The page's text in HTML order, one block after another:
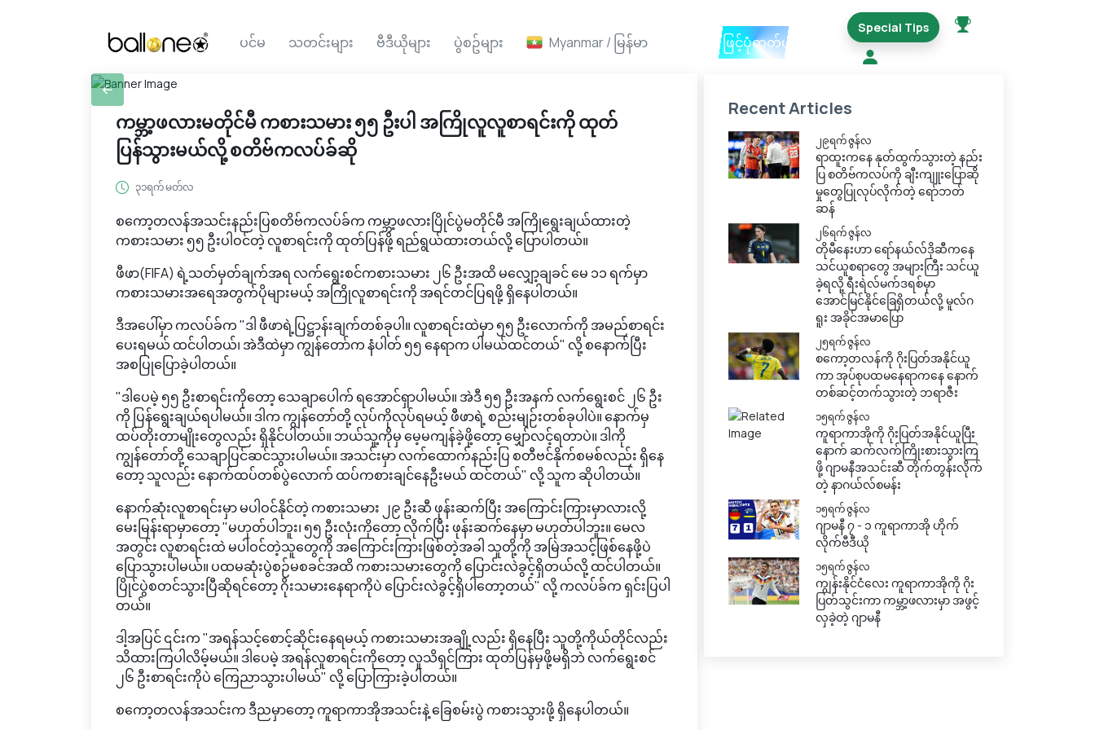
ပင်မ သတင်းများ ဗီဒီယိုများ ပွဲစဥ်များ Myanmar / မြန်မာ Ai ဖြင့်ပုံထုတ်ယူမည်
Special Tips
ကမ္ဘာ့ဖလားမတိုင်မီ ကစားသမား ၅၅ ဦးပါ အကြိုလူလူစာရင်းကို ထုတ်
ပြန်သွားမယ်လို့ စတိဗ်ကလပ်ခ်ဆို
၃၁ရက် မတ်လ
စကော့တလန်အသင်းနည်းပြစတိဗ်ကလပ်ခ်က ကမ္ဘာ့ဖလားပြိုင်ပွဲမတိုင်မီ အကြိုရွေးချယ်ထားတဲ့
ကစားသမား ၅၅ ဦးပါဝင်တဲ့ လူစာရင်းကို ထုတ်ပြန်ဖို့ ရည်ရွယ်ထားတယ်လို့ ပြောပါတယ်။
ဖီဖာ(FIFA) ရဲ့သတ်မှတ်ချက်အရ လက်ရွေးစင်ကစားသမား ၂၆ ဦးအထိ မလျှော့ချခင် မေ ၁၁ ရက်မှာ
ကစားသမားအရေအတွက်ပိုများမယ့် အကြိုလူစာရင်းကို အရင်တင်ပြရဖို့ ရှိနေပါတယ်။
ဒီအပေါ်မှာ ကလပ်ခ်က "ဒါ ဖီဖာရဲ့ပြဋ္ဌာန်းချက်တစ်ခုပါ။ လူစာရင်းထဲမှာ ၅၅ ဦးလောက်ကို အမည်စာရင်း
ပေးရမယ် ထင်ပါတယ်၊ အဲဒီထဲမှာ ကျွန်တော်က နံပါတ် ၅၅ နေရာက ပါမယ်ထင်တယ်" လို့ စနောက်ပြီး
အစပြုပြောခဲ့ပါတယ်။
"ဒါပေမဲ့ ၅၅ ဦးစာရင်းကိုတော့ သေချာပေါက် ရအောင်ရှာပါမယ်။ အဲဒီ ၅၅ ဦးအနက် လက်ရွေးစင် ၂၆ ဦး
ကို ပြန်ရွေးချယ်ရပါမယ်။ ဒါက ကျွန်တော်တို့ လုပ်ကိုလုပ်ရမယ့် ဖီဖာရဲ့ စည်းမျဉ်းတစ်ခုပါပဲ။ နောက်မှ
ထပ်တိုးတာမျိုးတွေလည်း ရှိနိုင်ပါတယ်။ ဘယ်သူ့ကိုမှ မေ့မကျန်ခဲ့ဖို့တော့ မျှော်လင့်ရတာပဲ။ ဒါကို
ကျွန်တော်တို့ သေချာပြင်ဆင်သွားပါမယ်။ အသင်းမှာ လက်ထောက်နည်းပြ စတီဗင်နိုက်စမစ်လည်း ရှိနေ
တော့ သူလည်း နောက်ထပ်တစ်ပွဲလောက် ထပ်ကစားချင်နေဦးမယ် ထင်တယ်" လို့ သူက ဆိုပါတယ်။
နောက်ဆုံးလူစာရင်းမှာ မပါဝင်နိုင်တဲ့ ကစားသမား ၂၉ ဦးဆီ ဖုန်းဆက်ပြီး အကြောင်းကြားမှာလားလို့
မေးမြန်းရာမှာတော့ "မဟုတ်ပါဘူး၊ ၅၅ ဦးလုံးကိုတော့ လိုက်ပြီး ဖုန်းဆက်နေမှာ မဟုတ်ပါဘူး။ မေလ
အတွင်း လူစာရင်းထဲ မပါဝင်တဲ့သူတွေကို အကြောင်းကြားဖြစ်တဲ့အခါ သူတို့ကို အမြဲအသင့်ဖြစ်နေဖို့ပဲ
ပြောသွားပါမယ်။ ပထမဆုံးပွဲစဉ်မစခင်အထိ ကစားသမားတွေကို ပြောင်းလဲခွင့်ရှိတယ်လို့ ထင်ပါတယ်။
ပြိုင်ပွဲစတင်သွားပြီဆိုရင်တော့ ဂိုးသမားနေရာကိုပဲ ပြောင်းလဲခွင့်ရှိပါတော့တယ်" လို့ ကလပ်ခ်က ရှင်းပြပါ
တယ်။
ဒါ့အပြင် ၎င်းက "အရန်သင့်စောင့်ဆိုင်းနေရမယ့် ကစားသမားအချို့လည်း ရှိနေပြီး သူတို့ကိုယ်တိုင်လည်း
သိထားကြပါလိမ့်မယ်။ ဒါပေမဲ့ အရန်လူစာရင်းကိုတော့ လူသိရှင်ကြား ထုတ်ပြန်မှဖို့မရှိဘဲ လက်ရွေးစင်
၂၆ ဦးစာရင်းကိုပဲ ကြေညာသွားပါမယ်" လို့ ပြောကြားခဲ့ပါတယ်။
စကော့တလန်အသင်းက ဒီညမှာတော့ ကူရာကာအိုအသင်းနဲ့ ခြေစမ်းပွဲ ကစားသွားဖို့ ရှိနေပါတယ်။
Recent Articles
၂၉ရက် ဇွန်လ
ရာထူးကနေ နုတ်ထွက်သွားတဲ့ နည်း
ပြ စတိဗ်ကလပ်ကို ချီးကျူးပြောဆို
မှုတွေပြုလုပ်လိုက်တဲ့ ရော်ဘတ်
ဆန်
၂၆ရက် ဇွန်လ
တိုမီနေးဟာ ရော်နယ်လ်ဒိုဆီကနေ
သင်ယူစရာတွေ အများကြီး သင်ယူ
ခဲ့ရလို့ ရီးရဲလ်မက်ဒရစ်မှာ
အောင်မြင်နိုင်ခြေရှိတယ်လို့ မူလ်ဂ
ရူး အခိုင်အမာပြော
၂၅ရက် ဇွန်လ
စကော့တလန်ကို ဂိုးပြတ်အနိုင်ယူ
ကာ အုပ်စုပထမနေရာကနေ နောက်
တစ်ဆင့်တက်သွားတဲ့ ဘရာဇီး
၁၅ရက် ဇွန်လ
ကူရာကာအိုကို ဂိုးပြတ်အနိုင်ယူပြီး
နောက် ဆက်လက်ကြိုးစားသွားကြ
ဖို့ ဂျာမနီအသင်းဆီ တိုက်တွန်းလိုက်
တဲ့ နာဂယ်လ်စမန်း
၁၅ရက် ဇွန်လ
ဂျာမနီ ၇ - ၁ ကူရာကာအို ဟိုက်
လိုက်ဗီဒီယို
၁၅ရက် ဇွန်လ
ကျွန်းနိုင်ငံလေး ကူရာကာအိုကို ဂိုး
ပြတ်သွင်းကာ ကမ္ဘာ့ဖလားမှာ အဖွင့်
လှခဲ့တဲ့ ဂျာမနီ